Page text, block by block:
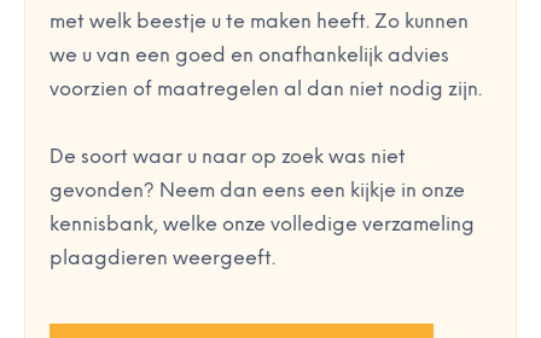
met welk beestje u te maken heeft. Zo kunnen
we u van een goed en onafhankelijk advies
voorzien of maatregelen al dan niet nodig zijn.
De soort waar u naar op zoek was niet
gevonden? Neem dan eens een kijkje in onze
kennisbank, welke onze volledige verzameling
plaagdieren weergeeft.